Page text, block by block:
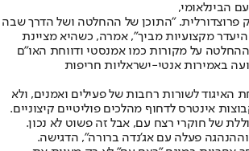
הבינלאומי,
פרוצדורלית. "התוכן של ההחלטה ושל הדרך שבה
מקצועיות מביך", אמרה, כשהיא מציינת
על מקורות כמו אמנסטי ודווחת האו"ם
באמירות אנטי-ישראליות חריפות
האיגוד לשורות רחבות של פעילים ואמנים, ולא
אינטרס לדחוף מהלכים פוליטיים קיצוניים.
של חוקרי רצח עם, אבל זה פשוט לא נכון.
פעלה עם אג’נדה ברורה", הדגישה.